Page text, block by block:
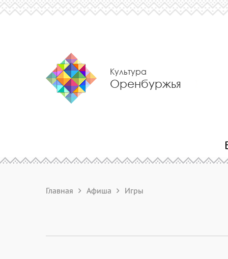
Культура
Оренбуржья
Главная Афиша Игры